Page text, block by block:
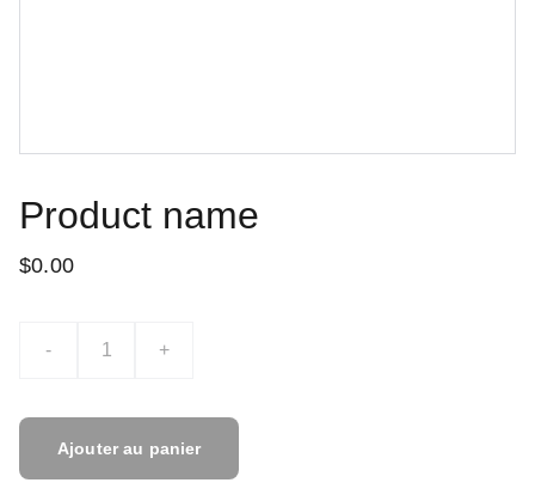
Product name
$0.00
- +
Ajouter au panier